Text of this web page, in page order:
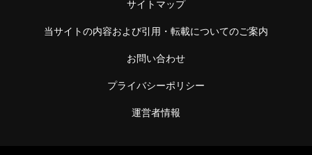
サイトマップ
当サイトの内容および引用・転載についてのご案内
お問い合わせ
プライバシーポリシー
運営者情報